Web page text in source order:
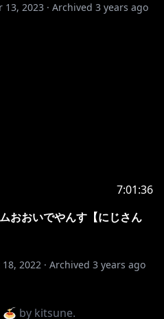
13, 2023 · Archived 3 years ago
7:01:36
おおいでやんす【にじさん
18, 2022 · Archived 3 years ago
🍝 by kitsune.